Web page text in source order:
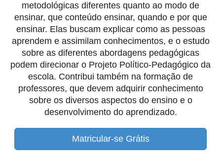
metodológicas diferentes quanto ao modo de
ensinar, que conteúdo ensinar, quando e por que
ensinar. Elas buscam explicar como as pessoas
aprendem e assimilam conhecimentos, e o estudo
sobre as diferentes abordagens pedagógicas
podem direcionar o Projeto Político-Pedagógico da
escola. Contribui também na formação de
professores, que devem adquirir conhecimento
sobre os diversos aspectos do ensino e o
desenvolvimento do aprendizado.
Matricular-se Grátis